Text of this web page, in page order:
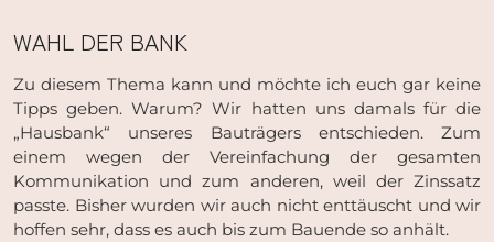
WAHL DER BANK
Zu diesem Thema kann und möchte ich euch gar keine
Tipps geben. Warum? Wir hatten uns damals für die
„Hausbank“ unseres Bauträgers entschieden. Zum
einem wegen der Vereinfachung der gesamten
Kommunikation und zum anderen, weil der Zinssatz
passte. Bisher wurden wir auch nicht enttäuscht und wir
hoffen sehr, dass es auch bis zum Bauende so anhält.